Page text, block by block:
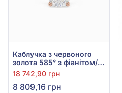
Каблучка з червоного
золота 585° з фіанітом/
куб.цирконієм, арт.
140864
18 742,90 грн
8 809,16 грн